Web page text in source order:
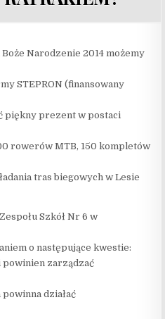
Narodzenie 2014 możemy
STEPRON (finansowany
piękny prezent w postaci
rowerów MTB, 150 kompletów
tras biegowych w Lesie
Szkół Nr 6 w
o następujące kwestie:
powinien zarządzać
powinna działać